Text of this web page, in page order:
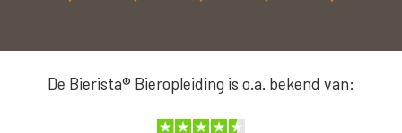
De Bierista® Bieropleiding is o.a. bekend van: